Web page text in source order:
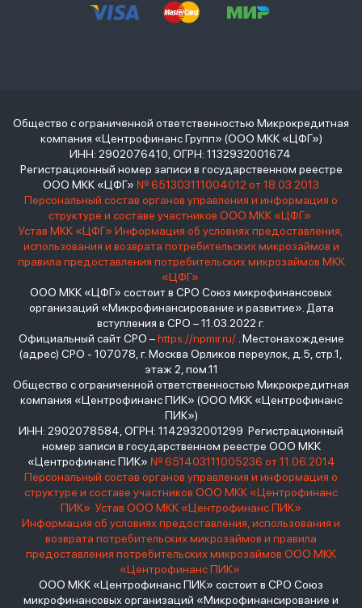
Общество с ограниченной ответственностью Микрокредитная
компания «Центрофинанс Групп» (ООО МКК «ЦФГ»)
ИНН: 2902076410, ОГРН: 1132932001674
Регистрационный номер записи в государственном реестре
ООО МКК «ЦФГ» № 651303111004012 от 18.03.2013
Персональный состав органов управления и информация о
структуре и составе участников ООО МКК «ЦФГ»
Устав МКК «ЦФГ» Информация об условиях предоставления,
использования и возврата потребительских микрозаймов и
правила предоставления потребительских микрозаймов МКК
«ЦФГ»
ООО МКК «ЦФГ» состоит в СРО Союз микрофинансовых
организаций «Микрофинансирование и развитие». Дата
вступления в СРО – 11.03.2022 г.
Официальный сайт СРО –https://npmir.ru/. Местонахождение
(адрес) СРО - 107078, г. Москва Орликов переулок, д.5, стр.1,
этаж 2, пом.11
Общество с ограниченной ответственностью Микрокредитная
компания «Центрофинанс ПИК» (ООО МКК «Центрофинанс
ПИК»)
ИНН: 2902078584, ОГРН: 1142932001299 Регистрационный
номер записи в государственном реестре ООО МКК
«Центрофинанс ПИК» № 651403111005236 от 11.06.2014
Персональный состав органов управления и информация о
структуре и составе участников ООО МКК «Центрофинанс
ПИК» Устав ООО МКК «Центрофинанс ПИК»
Информация об условиях предоставления, использования и
возврата потребительских микрозаймов и правила
предоставления потребительских микрозаймов ООО МКК
«Центрофинанс ПИК»
ООО МКК «Центрофинанс ПИК» состоит в СРО Союз
микрофинансовых организаций «Микрофинансирование и